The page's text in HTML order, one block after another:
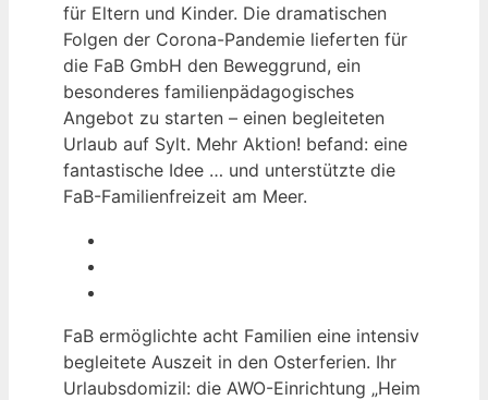
für Eltern und Kinder. Die dramatischen
Folgen der Corona-Pandemie lieferten für
die FaB GmbH den Beweggrund, ein
besonderes familienpädagogisches
Angebot zu starten – einen begleiteten
Urlaub auf Sylt. Mehr Aktion! befand: eine
fantastische Idee … und unterstützte die
FaB-Familienfreizeit am Meer.
FaB ermöglichte acht Familien eine intensiv
begleitete Auszeit in den Osterferien. Ihr
Urlaubsdomizil: die AWO-Einrichtung „Heim